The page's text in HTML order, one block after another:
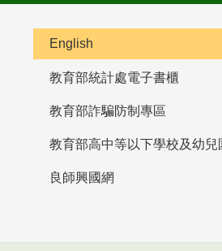
English
教育部統計處電子書櫃
教育部詐騙防制專區
良師興國網